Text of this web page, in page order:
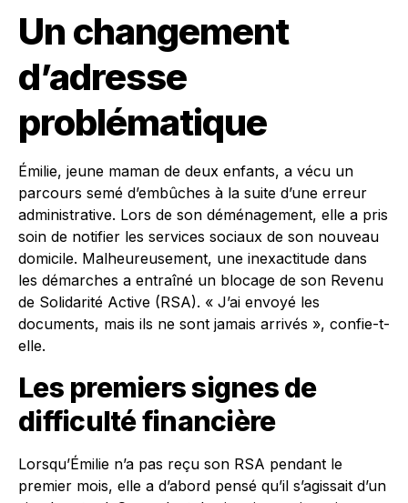
Un changement
d’adresse
problématique
Émilie, jeune maman de deux enfants, a vécu un
parcours semé d’embûches à la suite d’une erreur
administrative. Lors de son déménagement, elle a pris
soin de notifier les services sociaux de son nouveau
domicile. Malheureusement, une inexactitude dans
les démarches a entraîné un blocage de son Revenu
de Solidarité Active (RSA). « J’ai envoyé les
documents, mais ils ne sont jamais arrivés », confie-t-
elle.
Les premiers signes de
difficulté financière
Lorsqu’Émilie n’a pas reçu son RSA pendant le
premier mois, elle a d’abord pensé qu’il s’agissait d’un